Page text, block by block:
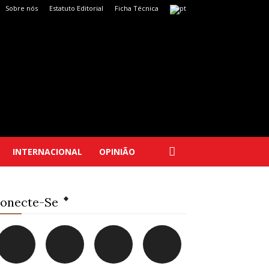
Sobre nós Estatuto Editorial Ficha Técnica
INTERNACIONAL OPINIÃO
Se